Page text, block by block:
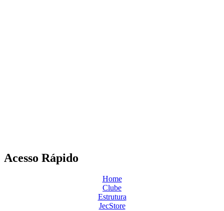
Acesso Rápido
Home
Clube
Estrutura
JecStore